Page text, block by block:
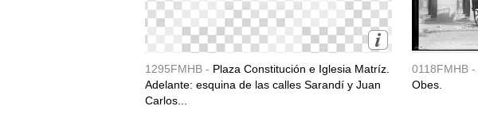
1295FMHB - Plaza Constitución e Iglesia Matríz.
Adelante: esquina de las calles Sarandí y Juan
Carlos...
0118FMHB -
Obes.